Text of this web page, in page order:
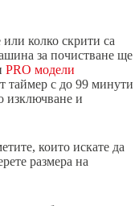
колко скрити са
за почистване ще
PRO модели
таймер с до 99 минути
изключване и
които искате да
размера на